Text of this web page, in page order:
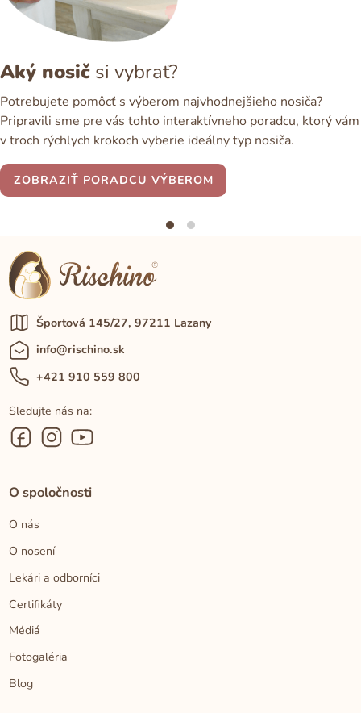
Aký nosič si vybrať?
Potrebujete pomôcť s výberom najvhodnejšieho nosiča?
Pripravili sme pre vás tohto interaktívneho poradcu, ktorý vám
v troch rýchlych krokoch vyberie ideálny typ nosiča.
ZOBRAZIŤ PORADCU VÝBEROM
Športová 145/27, 97211 Lazany
info@rischino.sk
+421 910 559 800
Sledujte nás na:
O spoločnosti
O nás
O nosení
Lekári a odborníci
Certifikáty
Médiá
Fotogaléria
Blog